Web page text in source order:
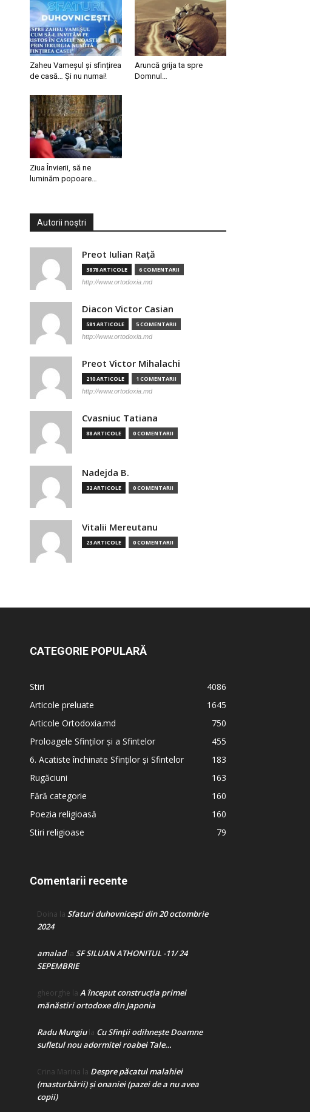
Zaheu Vameșul și sfințirea
de casă… Și nu numai!
Aruncă grija ta spre
Domnul…
Ziua Învierii, să ne
luminăm popoare…
Autorii noștri
Preot Iulian Raţă
3878 ARTICOLE 6 COMENTARII
http://www.ortodoxia.md
Diacon Victor Casian
581 ARTICOLE 5 COMENTARII
http://www.ortodoxia.md
Preot Victor Mihalachi
210 ARTICOLE 1 COMENTARII
http://www.ortodoxia.md
Cvasniuc Tatiana
88 ARTICOLE 0 COMENTARII
Nadejda B.
32 ARTICOLE 0 COMENTARII
Vitalii Mereutanu
23 ARTICOLE 0 COMENTARII
CATEGORIE POPULARĂ
Stiri
4086
Articole preluate
1645
Articole Ortodoxia.md
750
Proloagele Sfinților și a Sfintelor
455
6. Acatiste închinate Sfinților și Sfintelor
183
Rugăciuni
163
Fără categorie
160
Poezia religioasă
160
Stiri religioase
79
Comentarii recente
Doina la Sfaturi duhovnicești din 20 octombrie
2024
amaladla SF SILUAN ATHONITUL -11/ 24
SEPEMBRIE
gheorghe la A început construcţia primei
mănăstiri ortodoxe din Japonia
Radu Mungiula Cu Sfinții odihnește Doamne
sufletul nou adormitei roabei Tale…
Crina Marina la Despre păcatul malahiei
(masturbării) şi onaniei (pazei de a nu avea
copii)